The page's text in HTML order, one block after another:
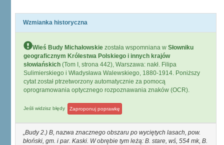
Wzmianka historyczna
Wieś Budy Michałowskie została wspomniana w Słowniku
geograficznym Królestwa Polskiego i innych krajów
słowiańskich (Tom I, strona 442), Warszawa: nakł. Filipa
Sulimierskiego i Władysława Walewskiego, 1880-1914. Poniższy
cytat został ptrzetworzony automatycznie za pomocą
oprogramowania optycznego rozpoznawania znaków (OCR).
Jeśli widzisz błędy Zaproponuj poprawkę
Budy 2.) B, nazwa znacznego obszaru po wyciętych lasach, pow.
błoński, gm. i par. Kaski. W obrębie tym leżą: B. stare, wś, 554 mk, B.